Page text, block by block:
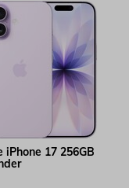
iPhone 17 256GB